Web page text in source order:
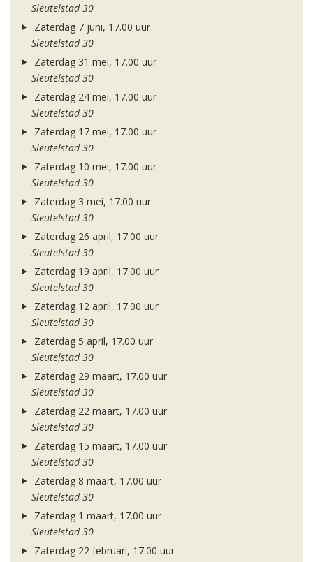
Sleutelstad 30
Zaterdag 7 juni, 17.00 uur
Sleutelstad 30
Zaterdag 31 mei, 17.00 uur
Sleutelstad 30
Zaterdag 24 mei, 17.00 uur
Sleutelstad 30
Zaterdag 17 mei, 17.00 uur
Sleutelstad 30
Zaterdag 10 mei, 17.00 uur
Sleutelstad 30
Zaterdag 3 mei, 17.00 uur
Sleutelstad 30
Zaterdag 26 april, 17.00 uur
Sleutelstad 30
Zaterdag 19 april, 17.00 uur
Sleutelstad 30
Zaterdag 12 april, 17.00 uur
Sleutelstad 30
Zaterdag 5 april, 17.00 uur
Sleutelstad 30
Zaterdag 29 maart, 17.00 uur
Sleutelstad 30
Zaterdag 22 maart, 17.00 uur
Sleutelstad 30
Zaterdag 15 maart, 17.00 uur
Sleutelstad 30
Zaterdag 8 maart, 17.00 uur
Sleutelstad 30
Zaterdag 1 maart, 17.00 uur
Sleutelstad 30
Zaterdag 22 februari, 17.00 uur